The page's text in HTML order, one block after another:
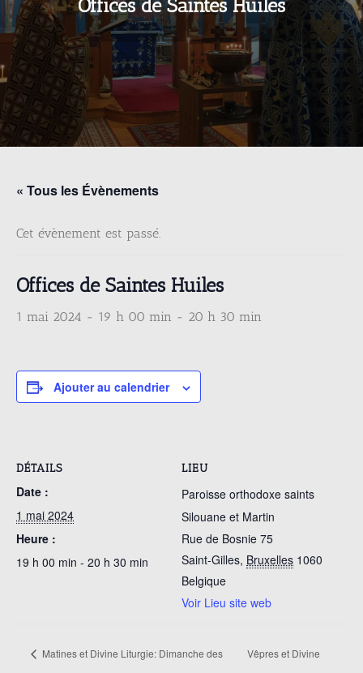
Offices de Saintes Huiles
« Tous les Évènements
Cet évènement est passé.
Offices de Saintes Huiles
1 mai 2024 - 19 h 00 min - 20 h 30 min
Ajouter au calendrier
DÉTAILS
Date :
1 mai 2024
Heure :
19 h 00 min - 20 h 30 min
LIEU
Paroisse orthodoxe saints
Silouane et Martin
Rue de Bosnie 75
Saint-Gilles, Bruxelles 1060
Belgique
Voir Lieu site web
Matines et Divine Liturgie: Dimanche des
Vêpres et Divine